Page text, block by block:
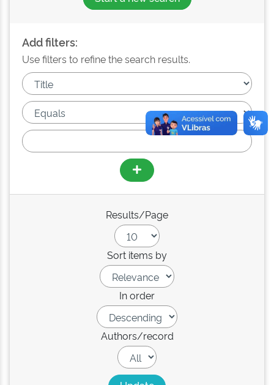
Add filters:
Use filters to refine the search results.
Results/Page
Sort items by
In order
Authors/record